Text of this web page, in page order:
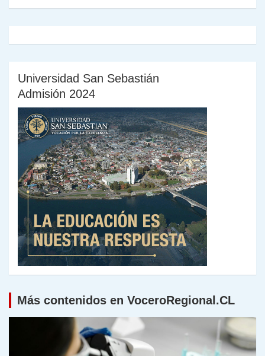
Universidad San Sebastián
Admisión 2024
Más contenidos en VoceroRegional.CL